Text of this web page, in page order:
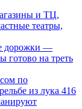
и ТЦ,
театры,
дорожки —
готово на треть
по
из лука 416